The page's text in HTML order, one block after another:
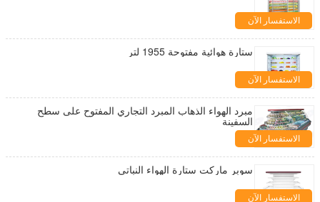
الاستفسار الآن
ستارة هوائية مفتوحة 1955 لتر
الاستفسار الآن
مبرد الهواء الذهاب المبرد التجاري المفتوح على سطح
السفينة
الاستفسار الآن
سوبر ماركت ستارة الهواء النباتي
الاستفسار الآن